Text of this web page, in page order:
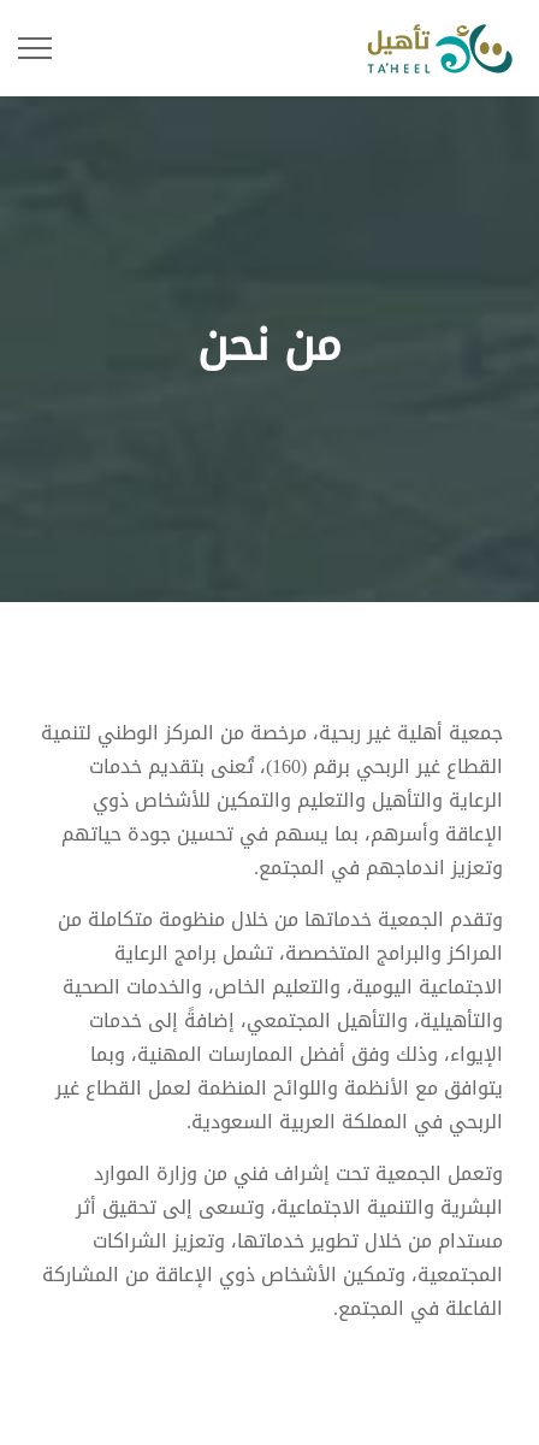
من نحن
جمعية أهلية غير ربحية، مرخصة من المركز الوطني لتنمية
القطاع غير الربحي برقم (160)، تُعنى بتقديم خدمات
الرعاية والتأهيل والتعليم والتمكين للأشخاص ذوي
الإعاقة وأسرهم، بما يسهم في تحسين جودة حياتهم
وتعزيز اندماجهم في المجتمع.
وتقدم الجمعية خدماتها من خلال منظومة متكاملة من
المراكز والبرامج المتخصصة، تشمل برامج الرعاية
الاجتماعية اليومية، والتعليم الخاص، والخدمات الصحية
والتأهيلية، والتأهيل المجتمعي، إضافةً إلى خدمات
الإيواء، وذلك وفق أفضل الممارسات المهنية، وبما
يتوافق مع الأنظمة واللوائح المنظمة لعمل القطاع غير
الربحي في المملكة العربية السعودية.
وتعمل الجمعية تحت إشراف فني من وزارة الموارد
البشرية والتنمية الاجتماعية، وتسعى إلى تحقيق أثر
مستدام من خلال تطوير خدماتها، وتعزيز الشراكات
المجتمعية، وتمكين الأشخاص ذوي الإعاقة من المشاركة
الفاعلة في المجتمع.